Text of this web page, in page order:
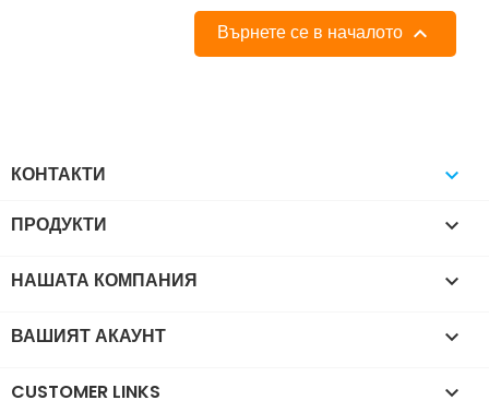
Върнете се в началото 
КОНТАКТИ 
ПРОДУКТИ 
НАШАТА КОМПАНИЯ 
ВАШИЯТ АКАУНТ 
CUSTOMER LINKS 